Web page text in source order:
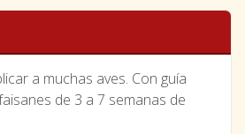
a muchas aves. Con guía
de 3 a 7 semanas de